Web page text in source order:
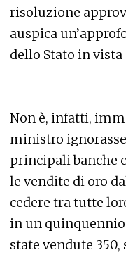
risoluzione
auspica
dello Stato in
Non è, infatti,
ministro
principali banche
le vendite di oro
cedere tra tutte
in un
state vendute 350,